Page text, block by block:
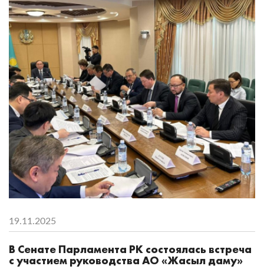
19.11.2025
В Сенате Парламента РК состоялась встреча
с участием руководства АО «Жасыл даму»